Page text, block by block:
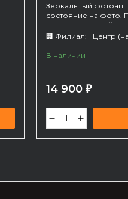
Зеркальный
состояние на фото.
зарядным
Пробег 172264
🏢 Филиал: Центр
В наличии
14 900 ₽